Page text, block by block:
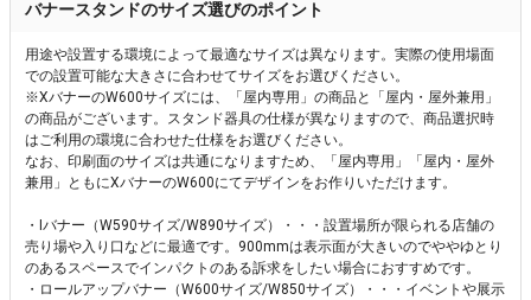
バナースタンドのサイズ選びのポイント
用途や設置する環境によって最適なサイズは異なります。実際の使用場面
での設置可能な大きさに合わせてサイズをお選びください。
※XバナーのW600サイズには、「屋内専用」の商品と「屋内・屋外兼用」
の商品がございます。スタンド器具の仕様が異なりますので、商品選択時
はご利用の環境に合わせた仕様をお選びください。
なお、印刷面のサイズは共通になりますため、「屋内専用」「屋内・屋外
兼用」ともにXバナーのW600にてデザインをお作りいただけます。
・Iバナー（W590サイズ/W890サイズ）・・・設置場所が限られる店舗の
売り場や入り口などに最適です。900mmは表示面が大きいのでややゆとり
のあるスペースでインパクトのある訴求をしたい場合におすすめです。
・ロールアップバナー（W600サイズ/W850サイズ）・・・イベントや展示